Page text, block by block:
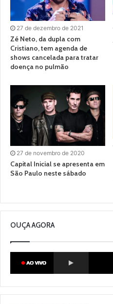
27 de dezembro de 2021
Zé Neto, da dupla com
Cristiano, tem agenda de
shows cancelada para tratar
doença no pulmão
27 de novembro de 2020
Capital Inicial se apresenta em
São Paulo neste sábado
OUÇA AGORA